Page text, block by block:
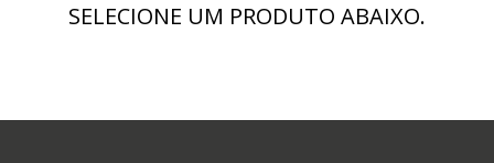
SELECIONE UM PRODUTO ABAIXO.